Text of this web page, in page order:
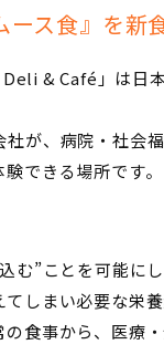
ス食』を新
& Café」は日
社が、病院・社会
できる場所です。
む”ことを可能に
てしまい必要な栄
食事から、医療